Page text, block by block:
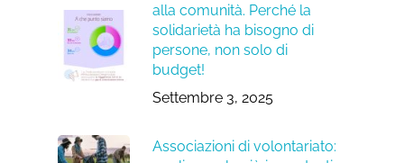
alla comunità. Perché la
solidarietà ha bisogno di
persone, non solo di
budget!
Settembre 3, 2025
Associazioni di volontariato: